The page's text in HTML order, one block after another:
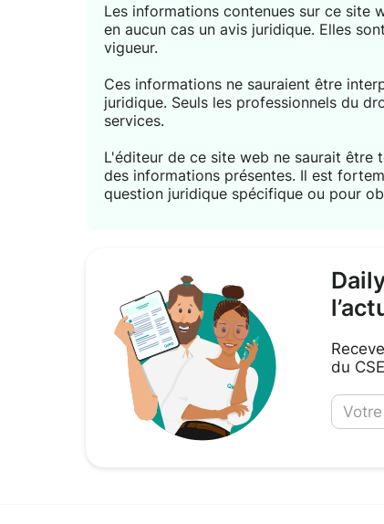
Les informations contenues sur ce
en aucun cas un avis juridique. Elles
vigueur.
Ces informations ne sauraient être
juridique. Seuls les professionnels du
services.
L'éditeur de ce site web ne saurait
des informations présentes. Il est
question juridique spécifique ou pour
du